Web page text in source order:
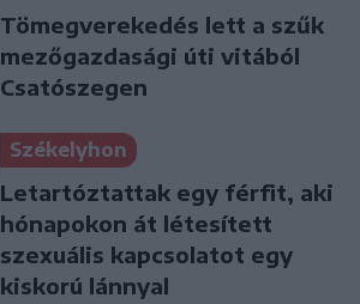
Tömegverekedés lett a szűk
mezőgazdasági úti vitából
Csatószegen
Székelyhon
Letartóztattak egy férfit, aki
hónapokon át létesített
szexuális kapcsolatot egy
kiskorú lánnyal